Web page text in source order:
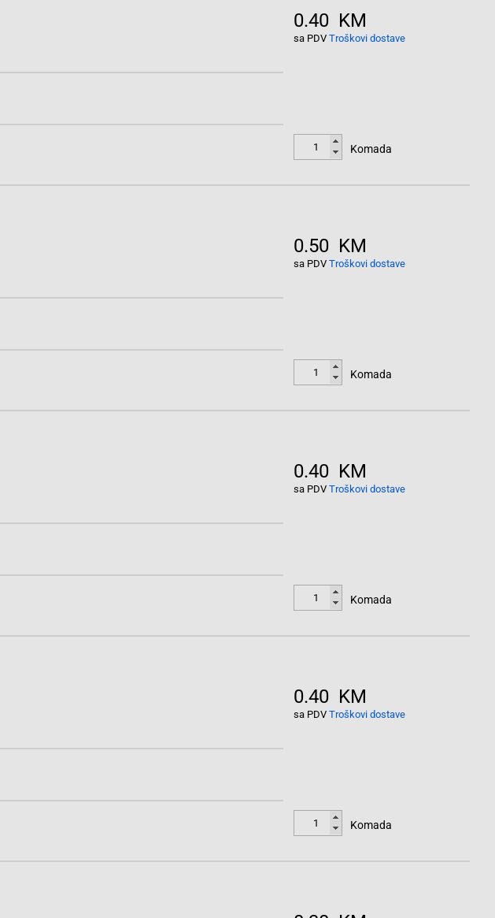
0.40 KM
sa PDV Troškovi dostave
Komada
0.50 KM
sa PDV Troškovi dostave
Komada
0.40 KM
sa PDV Troškovi dostave
Komada
0.40 KM
sa PDV Troškovi dostave
Komada